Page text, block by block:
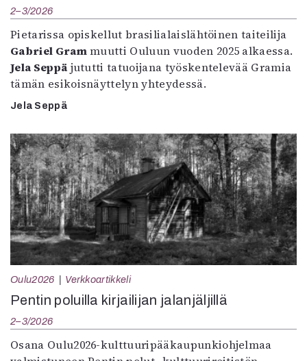
2–3/2026
Pietarissa opiskellut brasilialaislähtöinen taiteilija
Gabriel Grammuutti Ouluun vuoden 2025 alkaessa.
Jela Seppä jututti tatuoijana työskentelevää Gramia
tämän esikoisnäyttelyn yhteydessä.
Jela Seppä
Oulu2026 Verkkoartikkeli
Pentin poluilla kirjailijan jalanjäljillä
2–3/2026
Osana Oulu2026-kulttuuripääkaupunkiohjelmaa